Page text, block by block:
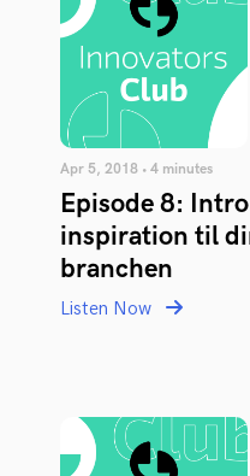
Apr 5, 2018 • 4 minutes
Episode 8:
inspiration til
branchen
Listen Now